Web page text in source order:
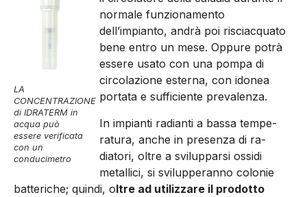
LA
CONCENTRAZIONE
di IDRATERM in
acqua può
essere verificata
con un
conducimetro
normale funziona­mento
dell’impianto, andrà poi risciacquato
bene entro un me­se. Oppure potrà
essere usa­to con una pompa di
circolazio­ne esterna, con idonea
portata e sufficiente prevalenza.
In im­pianti radianti a bassa tempe­
ratura, anche in presenza di ra­
diatori, oltre a svilupparsi os­sidi
metallici, si svilupperanno colonie
batteriche; quindi, oltre ad utilizzare il prodotto